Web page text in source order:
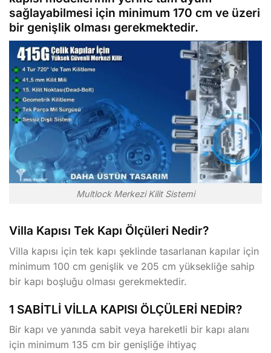
sağlayabilmesi için minimum 170 cm ve üzeri
bir genişlik olması gerekmektedir.
Multlock Merkezi Kilit Sistemi
Villa Kapısı Tek Kapı Ölçüleri Nedir?
Villa kapısı için tek kapı şeklinde tasarlanan kapılar için
minimum 100 cm genişlik ve 205 cm yüksekliğe sahip
bir kapı boşluğu olması gerekmektedir.
1 SABİTLİ VİLLA KAPISI ÖLÇÜLERİ NEDİR?
Bir kapı ve yanında sabit veya hareketli bir kapı alanı
için minimum 135 cm bir genişliğe ihtiyaç